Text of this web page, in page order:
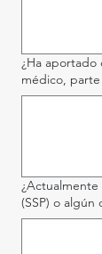
¿Ha
médico, parte
(SSP) o